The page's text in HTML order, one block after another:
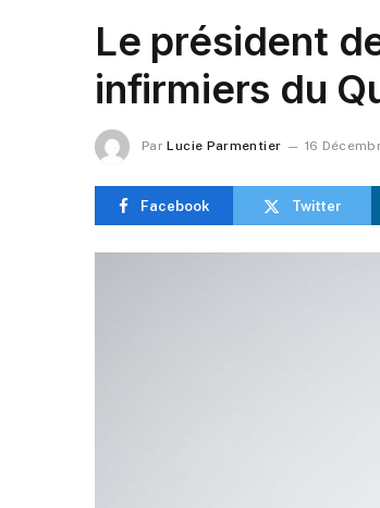
Le président
infirmiers du
Par Lucie Parmentier 16
Facebook Twitter